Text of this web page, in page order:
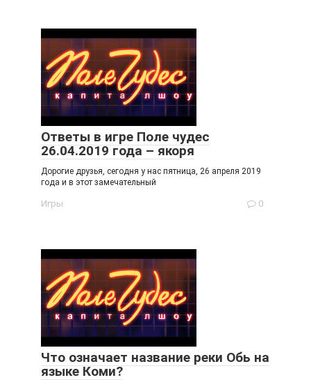
Ответы в игре Поле чудес
26.04.2019 года – якоря
Дорогие друзья, сегодня у нас пятница, 26 апреля 2019
года и в этот замечательный
Игры 0
Что означает название реки Обь на
языке Коми?